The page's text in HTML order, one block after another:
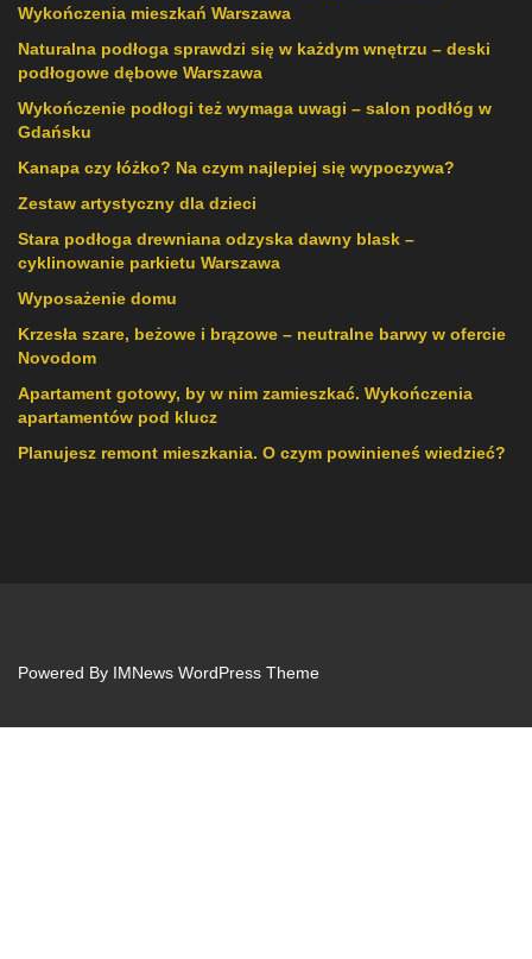
Wykończenia mieszkań Warszawa
Naturalna podłoga sprawdzi się w każdym wnętrzu – deski
podłogowe dębowe Warszawa
Wykończenie podłogi też wymaga uwagi – salon podłóg w
Gdańsku
Kanapa czy łóżko? Na czym najlepiej się wypoczywa?
Zestaw artystyczny dla dzieci
Stara podłoga drewniana odzyska dawny blask –
cyklinowanie parkietu Warszawa
Wyposażenie domu
Krzesła szare, beżowe i brązowe – neutralne barwy w ofercie
Novodom
Apartament gotowy, by w nim zamieszkać. Wykończenia
apartamentów pod klucz
Planujesz remont mieszkania. O czym powinieneś wiedzieć?
Powered By IMNews WordPress Theme